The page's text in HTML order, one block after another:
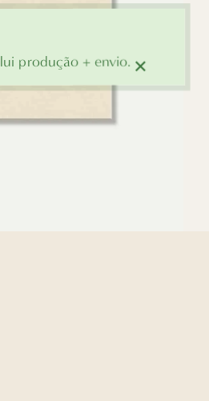
produção + envio. ×